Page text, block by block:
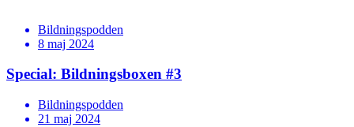
Bildningspodden
8 maj 2024
Special: Bildningsboxen #3
Bildningspodden
21 maj 2024